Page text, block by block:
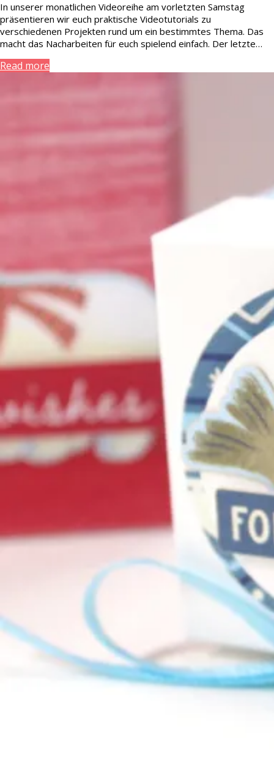
In unserer monatlichen Videoreihe am vorletzten Samstag
präsentieren wir euch praktische Videotutorials zu
verschiedenen Projekten rund um ein bestimmtes Thema. Das
macht das Nacharbeiten für euch spielend einfach. Der letzte…
Read more